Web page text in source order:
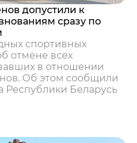
допустили к
сразу по
спортивных
отмене всех
в отношении
Об этом сообщили
Республики Беларусь